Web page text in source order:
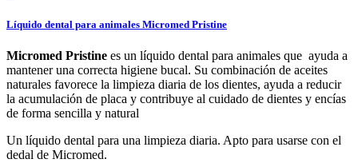
Líquido dental para animales Micromed Pristine
Micromed Pristine es un líquido dental para animales que ayuda a
mantener una correcta higiene bucal. Su combinación de aceites
naturales favorece la limpieza diaria de los dientes, ayuda a reducir
la acumulación de placa y contribuye al cuidado de dientes y encías
de forma sencilla y natural
Un líquido dental para una limpieza diaria. Apto para usarse con el
dedal de Micromed.